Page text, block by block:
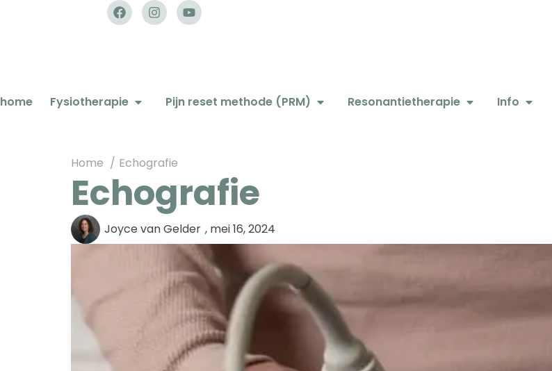
home Fysiotherapie Pijn reset methode (PRM) Resonantietherapie Info
Home Echografie
Echografie
Joyce van Gelder , mei 16, 2024